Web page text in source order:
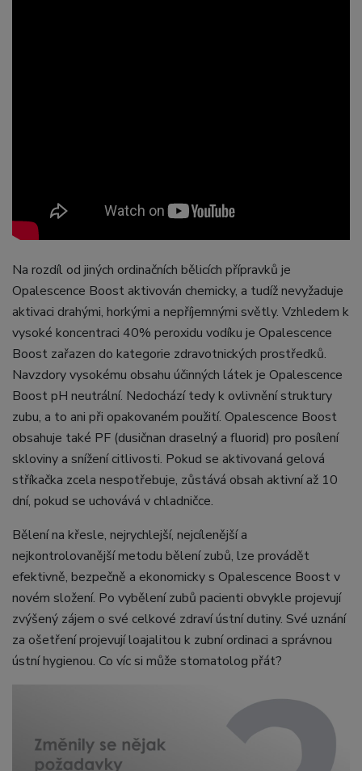
Na rozdíl od jiných ordinačních bělicích přípravků je
Opalescence Boost aktivován chemicky, a tudíž nevyžaduje
aktivaci drahými, horkými a nepříjemnými světly. Vzhledem k
vysoké koncentraci 40% peroxidu vodíku je Opalescence
Boost zařazen do kategorie zdravotnických prostředků.
Navzdory vysokému obsahu účinných látek je Opalescence
Boost pH neutrální. Nedochází tedy k ovlivnění struktury
zubu, a to ani při opakovaném použití. Opalescence Boost
obsahuje také PF (dusičnan draselný a fluorid) pro posílení
skloviny a snížení citlivosti. Pokud se aktivovaná gelová
stříkačka zcela nespotřebuje, zůstává obsah aktivní až 10
dní, pokud se uchovává v chladničce.
Bělení na křesle, nejrychlejší, nejcílenější a
nejkontrolovanější metodu bělení zubů, lze provádět
efektivně, bezpečně a ekonomicky s Opalescence Boost v
novém složení. Po vybělení zubů pacienti obvykle projevují
zvýšený zájem o své celkové zdraví ústní dutiny. Své uznání
za ošetření projevují loajalitou k zubní ordinaci a správnou
ústní hygienou. Co víc si může stomatolog přát?